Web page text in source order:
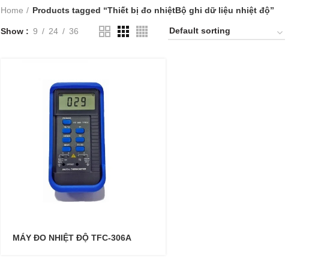
Home Products tagged “Thiết bị đo nhiệtBộ ghi dữ liệu nhiệt độ”
Show 9 24 36
MÁY ĐO NHIỆT ĐỘ TFC-306A